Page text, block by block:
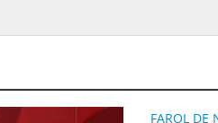
Twin lança torneio semanal
FAROL DE